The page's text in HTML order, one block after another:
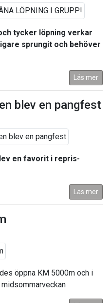
tycker löpning verkar
sprungit och behöver
Läs mer
blev en pangfest
en favorit i repris-
Läs mer
öppna KM 5000m och i